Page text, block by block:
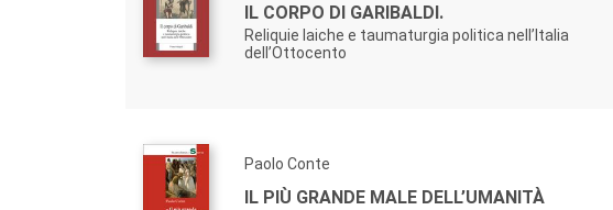
IL CORPO DI GARIBALDI.
Reliquie laiche e taumaturgia politica nell’Italia
dell’Ottocento
Paolo Conte
IL PIÙ GRANDE MALE DELL’UMANITÀ